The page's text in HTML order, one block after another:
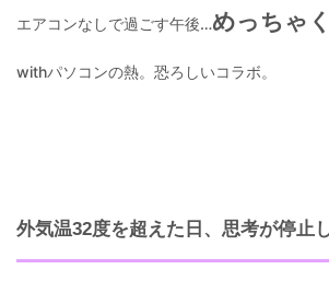
エアコンなしで過ごす午後…めっちゃ
withパソコンの熱。恐ろしいコラボ。
外気温32度を超えた日、思考が停止